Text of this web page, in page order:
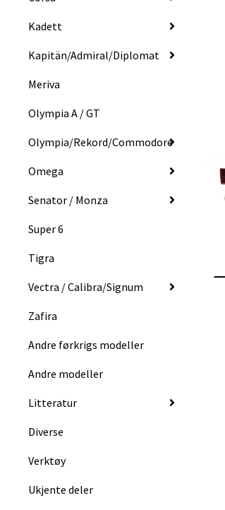
Kadett
Kapitän/Admiral/Diplomat
Meriva
Olympia A / GT
Olympia/Rekord/Commodore
Omega
Senator / Monza
Super 6
Tigra
Vectra / Calibra/Signum
Zafira
Andre førkrigs modeller
Andre modeller
Litteratur
Diverse
Verktøy
Ukjente deler